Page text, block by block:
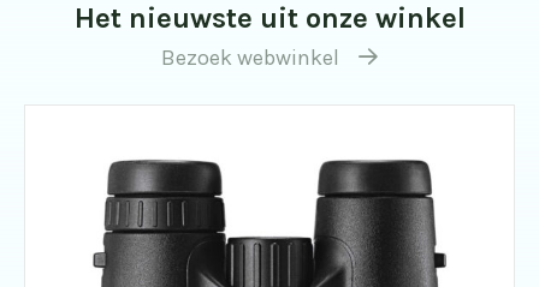
Het nieuwste uit onze winkel
Bezoek webwinkel